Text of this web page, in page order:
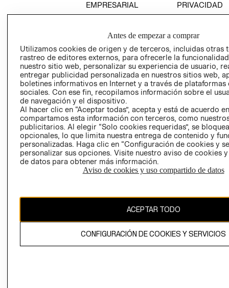
EMPRESARIAL
PRIVACIDAD
AVISO DE
LIBRO DE
Ecuador ($)
CAMBIAR REGIÓN
propiedad de H&M Hennes & Mauritz AB.
Antes de empezar a comprar
Utilizamos cookies de origen y de terceros, incluidas otras
rastreo de editores externos, para ofrecerle la
nuestro sitio web, personalizar su experiencia de usuario,
entregar publicidad personalizada en nuestros sitios web,
boletines informativos en Internet y a través de plataformas
sociales. Con ese fin, recopilamos información sobre el
de navegación y el dispositivo.
Al hacer clic en “Aceptar todas”, acepta y está de acuerdo
compartamos esta información con terceros, como
publicitarios. Al elegir “Solo cookies requeridas”, se
opcionales, lo que limita nuestra entrega de contenido y
personalizadas. Haga clic en “Configuración de cookies y
personalizar sus opciones. Visite nuestro aviso de cookies
de datos para obtener más información.
Aviso de cookies y uso compartido de datos
ACEPTAR TODO
CONFIGURACIÓN DE COOKIES Y SERVICIOS